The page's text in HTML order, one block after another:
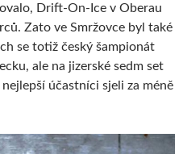
Drift-On-Ice v Oberau
Zato ve Smržovce byl také
se totiž český šampionát
ale na jizerské sedm set
účastníci sjeli za méně